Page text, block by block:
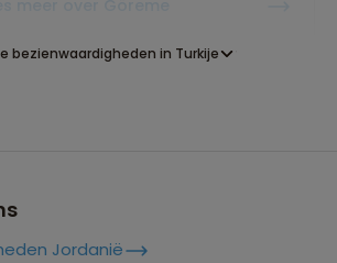
bezienwaardigheden in Turkije
Jordanië